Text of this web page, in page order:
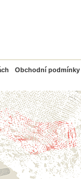
Obchodní podmínky
PayPal